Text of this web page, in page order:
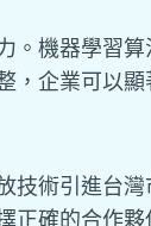
。機器學習
，企業可以
術引進台
確的合作